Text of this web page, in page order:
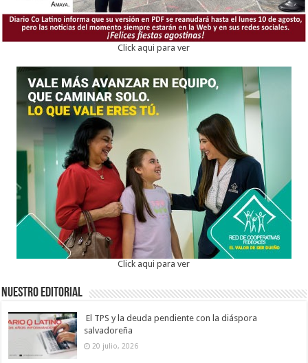
Click aqui para ver
Click aqui para ver
Nuestro Editorial
El TPS y la deuda pendiente con la diáspora
salvadoreña
20 julio, 2026